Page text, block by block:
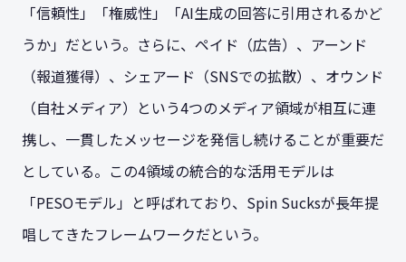
「信頼性」「権威性」「AI生成の回答に引用されるかど
うか」だという。さらに、ペイド（広告）、アーンド
（報道獲得）、シェアード（SNSでの拡散）、オウンド
（自社メディア）という4つのメディア領域が相互に連
携し、一貫したメッセージを発信し続けることが重要だ
としている。この4領域の統合的な活用モデルは
「PESOモデル」と呼ばれており、Spin Sucksが長年提
唱してきたフレームワークだという。